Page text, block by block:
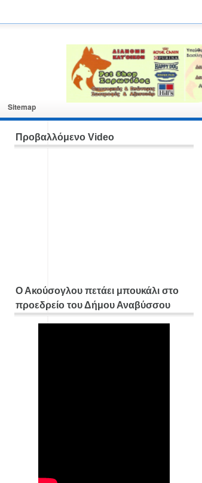
Sitemap
Προβαλλόμενο Video
Ο Ακούσογλου πετάει μπουκάλι στο
προεδρείο του Δήμου Αναβύσσου